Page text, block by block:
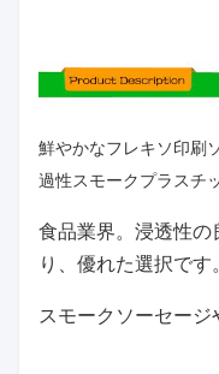
鮮やかなフレキソ印刷
過性スモークプラスチ
食品業界。浸透性の
り、優れた選択です。
スモークソーセージ